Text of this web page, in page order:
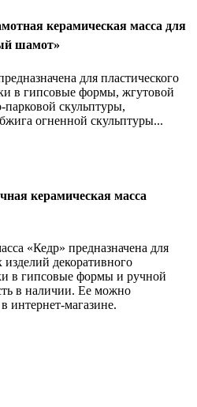
керамическая масса для
шамот»
для пластического
в гипсовые формы, жгутовой
парковой скульптуры,
огненной скульптуры...
керамическая масса
«Кедр» предназначена для
изделий декоративного
в гипсовые формы и ручной
в наличии. Ее можно
интернет-магазине.